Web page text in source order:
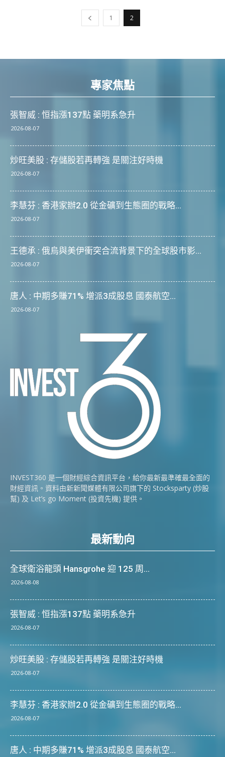
1 2
專家焦點
張智威 : 恒指漲137點 藥明系急升
2026-08-07
炒旺美股 : 存儲股若再轉強 是關注好時機
2026-08-07
李慧芬 : 香港家辦2.0 從金礦到生態圈的戰略...
2026-08-07
王德承 : 俄烏與美伊衝突合流背景下的全球股市影...
2026-08-07
唐人 : 中期多賺71% 增派3成股息 國泰航空...
2026-08-07
INVEST360 是一個財經綜合資訊平台，給你最新最準確最全面的
財經資訊。資料由新新聞媒體有限公司旗下的 Stocksparty (炒股
幫) 及 Let’s go Moment (投資先機) 提供。
最新動向
全球衛浴龍頭 Hansgrohe 迎 125 周...
2026-08-08
張智威 : 恒指漲137點 藥明系急升
2026-08-07
炒旺美股 : 存儲股若再轉強 是關注好時機
2026-08-07
李慧芬 : 香港家辦2.0 從金礦到生態圈的戰略...
2026-08-07
唐人 : 中期多賺71% 增派3成股息 國泰航空...